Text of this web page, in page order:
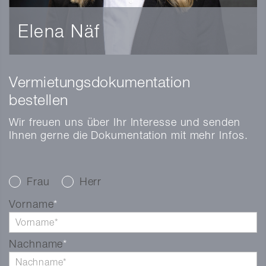
Elena Näf
elena.naef@markstein.ch
+41 56 203 50 17
Vermietungsdokumentation
bestellen
Wir freuen uns über Ihr Interesse und senden
Ihnen gerne die Dokumentation mit mehr Infos.
Frau Herr
Vorname
Nachname